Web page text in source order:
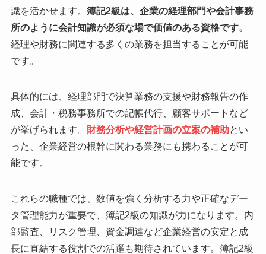
識を活かせます。 簿記2級は、企業の経理部門や会計事務
所のように会計知識が必須な場で価値のある資格です。
経理や財務に関連する多くの業務を担当することが可能
です。
具体的には、経理部門で決算業務の支援や財務報告の作
成、会計・税務事務所での記帳代行、顧客サポートなど
が挙げられます。 財務分析や経営計画の立案の補助とい
った、企業経営の根幹に関わる業務にも携わることが可
能です。
これらの職種では、数値を強く分析する力や正確なデー
タ管理能力が重要で、簿記2級の知識が力になります。内
部監査、リスク管理、資金調達など企業経営の安定と成
長に直結する役割での活躍も期待されています。簿記2級